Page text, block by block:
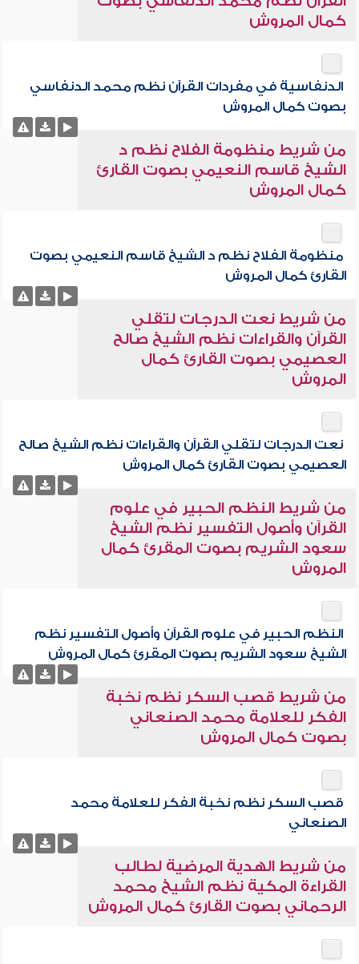
كمال المروش
الدنفاسية في مفردات القرآن نظم محمد الدنفاسي
بصوت كمال المروش
من شريط منظومة الفلاح نظم د
الشيخ قاسم النعيمي بصوت القارئ
كمال المروش
منظومة الفلاح نظم د الشيخ قاسم النعيمي بصوت
القارئ كمال المروش
من شريط نعت الدرجات لتقلي
القرآن والقراءات نظم الشيخ صالح
العصيمي بصوت القارئ كمال
المروش
نعت الدرجات لتقلي القرآن والقراءات نظم الشيخ صالح
العصيمي بصوت القارئ كمال المروش
من شريط النظم الحبير في علوم
القرآن وأصول التفسير نظم الشيخ
سعود الشريم بصوت المقرئ كمال
المروش
النظم الحبير في علوم القرآن وأصول التفسير نظم
الشيخ سعود الشريم بصوت المقرئ كمال المروش
من شريط قصب السكر نظم نخبة
الفكر للعلامة محمد الصنعاني
بصوت كمال المروش
قصب السكر نظم نخبة الفكر للعلامة محمد
الصنعاني
من شريط الهدية المرضية لطالب
القراءة المكية نظم الشيخ محمد
الرحماني بصوت القارئ كمال المروش